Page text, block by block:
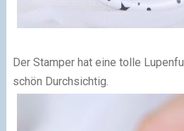
Der Stamper hat eine tolle
schön Durchsichtig.